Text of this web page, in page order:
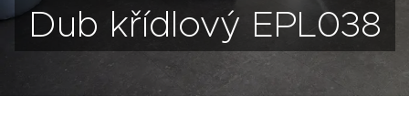
Dub křídlový EPL038